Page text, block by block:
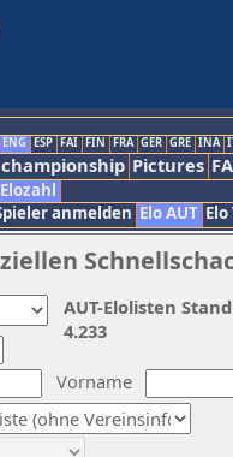
ENG ESP FAI FIN FRA GER GRE INA
championship Pictures
anmelden Elo AUT
Vorname
AUT-Elolisten
4.233